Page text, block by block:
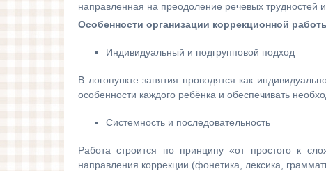
направленная на преодоление речевых трудностей
Особенности организации коррекционной
Индивидуальный и подгрупповой подход
В логопункте занятия проводятся как
особенности каждого ребёнка и обеспечивать
Системность и последовательность
Работа строится по принципу «от простого к
направления коррекции (фонетика, лексика,